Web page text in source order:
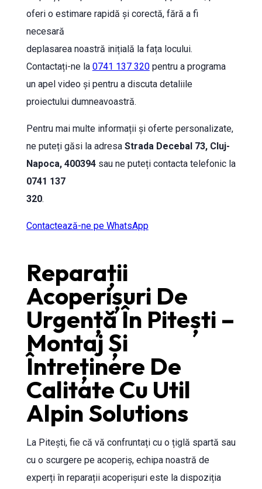
oferi o estimare rapidă și corectă, fără a fi
necesară
deplasarea noastră inițială la fața locului.
Contactați-ne la 0741 137 320pentru a programa
un apel video și pentru a discuta detaliile
proiectului dumneavoastră.
Pentru mai multe informații și oferte personalizate,
ne puteți găsi la adresa Strada Decebal 73, Cluj-
Napoca, 400394sau ne puteți contacta telefonic la
0741 137
320.
Contactează-ne pe WhatsApp
Reparații
Acoperișuri De
Urgență În Pitești –
Montaj Și
Întreținere De
Calitate Cu Util
Alpin Solutions
La Pitești, fie că vă confruntați cu o țiglă spartă sau
cu o scurgere pe acoperiș, echipa noastră de
experți în reparații acoperișuri este la dispoziția